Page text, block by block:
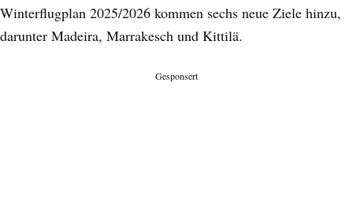
Winterflugplan 2025/2026 kommen sechs neue Ziele hinzu,
darunter Madeira, Marrakesch und Kittilä.
Gesponsert